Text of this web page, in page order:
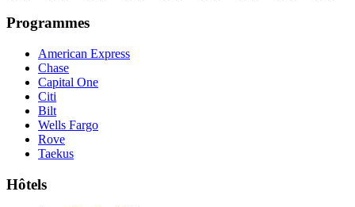
Programmes
American Express
Chase
Capital One
Citi
Bilt
Wells Fargo
Rove
Taekus
Hôtels